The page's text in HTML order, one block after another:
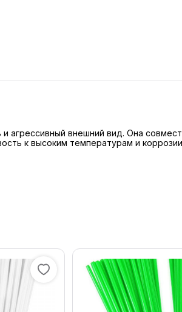
агрессивный внешний вид. Она
к высоким температурам и